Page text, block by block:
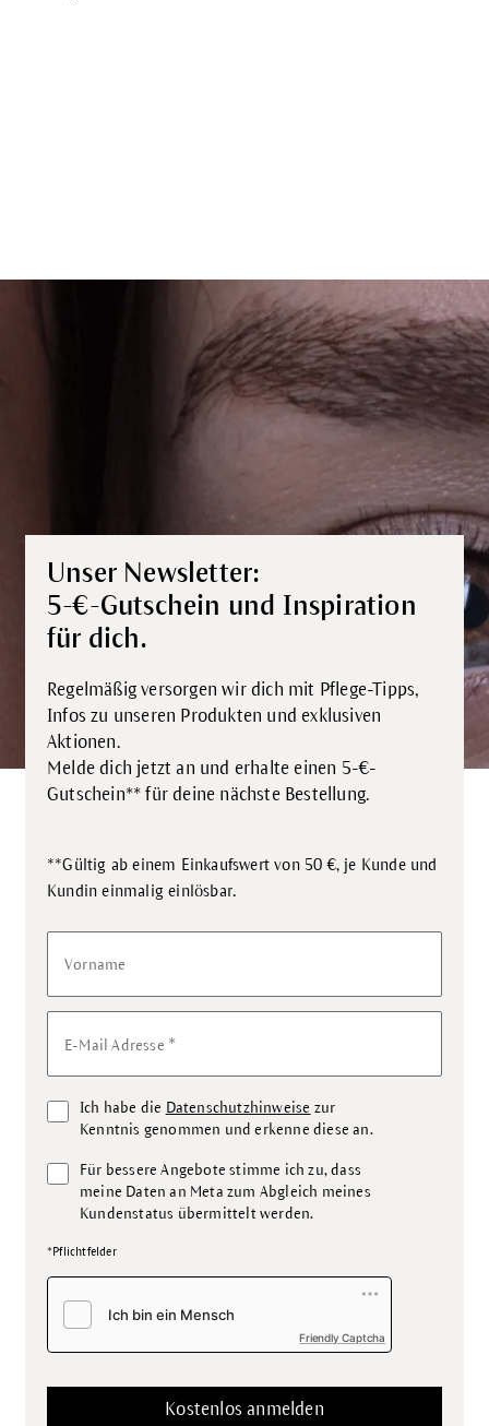
Unser Newsletter:
5-€-Gutschein und Inspiration
für dich.
Regelmäßig versorgen wir dich mit Pflege-Tipps,
Infos zu unseren Produkten und exklusiven
Aktionen.
Melde dich jetzt an und erhalte einen 5-€-
Gutschein** für deine nächste Bestellung.
**Gültig ab einem Einkaufswert von 50 €, je Kunde und
Kundin einmalig einlösbar.
Vorname
E-Mail Adresse *
Ich habe die Datenschutzhinweise zur
Kenntnis genommen und erkenne diese an.
Für bessere Angebote stimme ich zu, dass
meine Daten an Meta zum Abgleich meines
Kundenstatus übermittelt werden.
*Pflichtfelder
Friendly Captcha